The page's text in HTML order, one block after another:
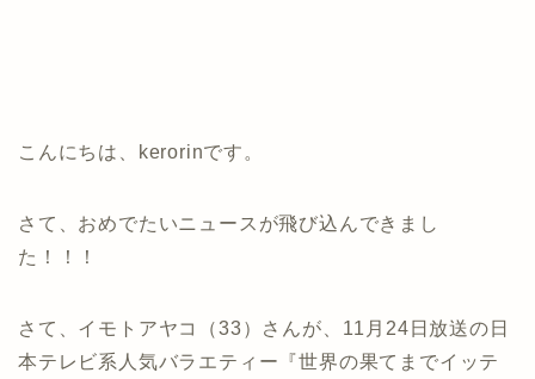
こんにちは、kerorinです。
さて、おめでたいニュースが飛び込んできまし
た！！！
さて、イモトアヤコ（33）さんが、11月24日放送の日
本テレビ系人気バラエティー『世界の果てまでイッテ